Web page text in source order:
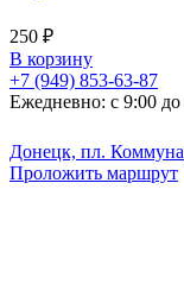
250 ₽
В корзину
+7 (949) 853-63-87
Ежедневно: с 9:00 до
Донецк, пл.
Проложить маршрут